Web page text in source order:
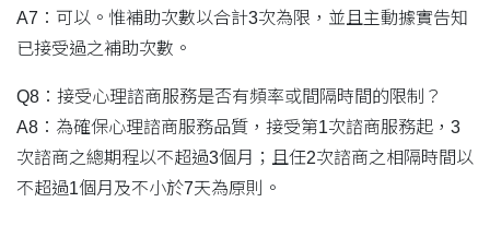
A7：可以。惟補助次數以合計3次為限，並且主動據實告知
已接受過之補助次數。
Q8：接受心理諮商服務是否有頻率或間隔時間的限制？
A8：為確保心理諮商服務品質，接受第1次諮商服務起，3
次諮商之總期程以不超過3個月；且任2次諮商之相隔時間以
不超過1個月及不小於7天為原則。